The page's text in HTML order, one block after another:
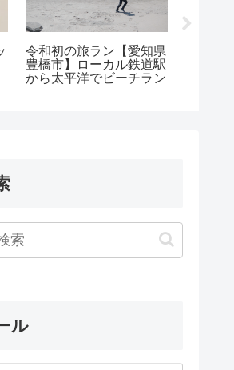
令和初の旅ラン【愛知県
豊橋市】ローカル鉄道駅
から太平洋でビーチラン
ル